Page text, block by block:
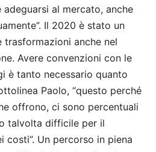
al mercato, anche
Il 2020 è stato un
trasformazioni anche nel
Avere convenzioni con le
è tanto necessario quanto
Paolo, “questo perché
offrono, ci sono percentuali
talvolta difficile per il
costi”. Un percorso in piena